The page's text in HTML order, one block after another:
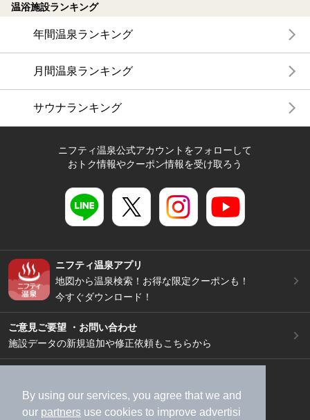
By using our services, you agree that we and
our partners use cookies to improve advertisi
温浴施設ランキング
年間温泉ランキング
月間温泉ランキング
サウナランキング
ニフティ温泉公式アカウントをフォローして
おトク情報やクーポン情報を受け取ろう
ニフティ温泉アプリ
地図から温泉検索！お得な限定クーポンも！
今すぐダウンロード！
ご意見ご要望 ・お問い合わせ
施設データの新規追加や修正依頼もこちらから
加盟店募集（資料請求）
広告出稿のご案内
利用規約
ライフスタイルMEMBERS+規約